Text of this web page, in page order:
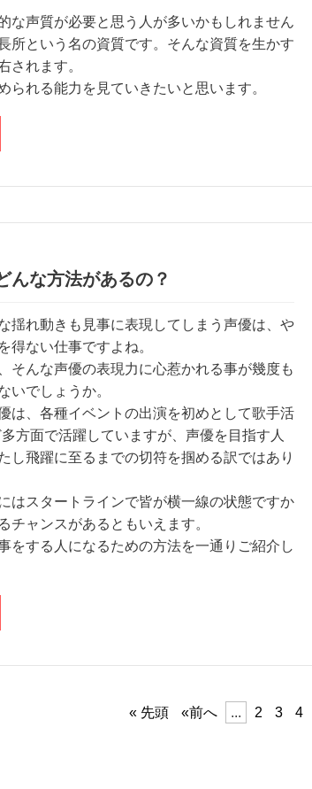
な声質が必要と思う人が多いかもしれません
所という名の資質です。そんな資質を生かす
されます。
られる能力を見ていきたいと思います。
んな方法があるの？
揺れ動きも見事に表現してしまう声優は、や
得ない仕事ですよね。
そんな声優の表現力に心惹かれる事が幾度も
いでしょうか。
は、各種イベントの出演を初めとして歌手活
方面で活躍していますが、声優を目指す人
し飛躍に至るまでの切符を掴める訳ではあり
はスタートラインで皆が横一線の状態ですか
チャンスがあるともいえます。
をする人になるための方法を一通りご紹介し
« 先頭 « ... 2 3 4